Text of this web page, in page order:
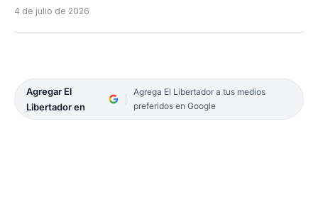
4 de julio de 2026
Agregar El
Libertador en
Agrega El Libertador a tus medios
preferidos en Google